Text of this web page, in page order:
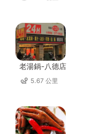
老湯鍋-八德店
5.67 公里